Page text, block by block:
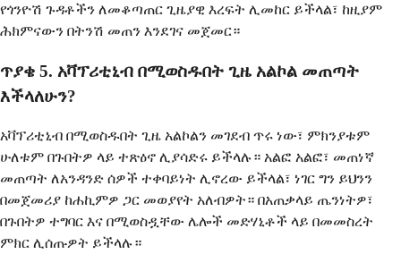
የጎንዮሽ ጉዳቶችን ለመቆጣጠር ጊዜያዊ እረፍት ሊመከር ይችላል፣ ከዚያም
ሕክምናውን በትንሽ መጠን እንደገና መጀመር።
ጥያቄ 5. አቫፕሪቲኒብ በሚወስዱበት ጊዜ አልኮል መጠጣት
እችላለሁን?
አቫፕሪቲኒብ በሚወስዱበት ጊዜ አልኮልን መገደብ ጥሩ ነው፣ ምክንያቱም
ሁለቱም በጉበትዎ ላይ ተጽዕኖ ሊያሳድሩ ይችላሉ። አልፎ አልፎ፣ መጠነኛ
መጠጣት ለአንዳንድ ሰዎች ተቀባይነት ሊኖረው ይችላል፣ ነገር ግን ይህንን
በመጀመሪያ ከሐኪምዎ ጋር መወያየት አለብዎት። በአጠቃላይ ጤንነትዎ፣
በጉበትዎ ተግባር እና በሚወስዷቸው ሌሎች መድሃኒቶች ላይ በመመስረት
ምክር ሊሰጡዎት ይችላሉ።